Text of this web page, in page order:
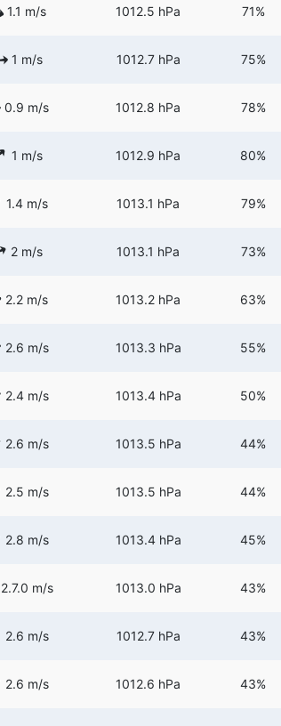
1.1 m/s 1012.5 hPa 71%
1 m/s 1012.7 hPa 75%
0.9 m/s 1012.8 hPa 78%
1 m/s 1012.9 hPa 80%
1.4 m/s 1013.1 hPa 79%
2 m/s 1013.1 hPa 73%
2.2 m/s 1013.2 hPa 63%
2.6 m/s 1013.3 hPa 55%
2.4 m/s 1013.4 hPa 50%
2.6 m/s 1013.5 hPa 44%
2.5 m/s 1013.5 hPa 44%
2.8 m/s 1013.4 hPa 45%
2.7.0 m/s 1013.0 hPa 43%
2.6 m/s 1012.7 hPa 43%
2.6 m/s 1012.6 hPa 43%